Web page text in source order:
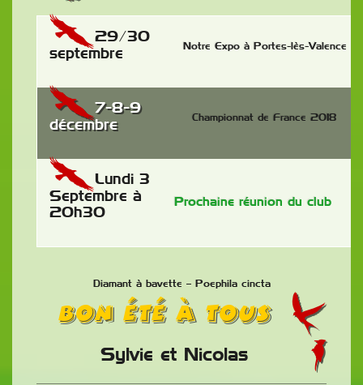
29/30
septembre
Notre Expo à Portes-lès-Valence
7-8-9
décembre
Championnat de France 2018
Lundi 3
Septembre à
20h30
Prochaine réunion du club
Diamant à bavette – Poephila cincta
Bon été à tous
Sylvie et Nicolas